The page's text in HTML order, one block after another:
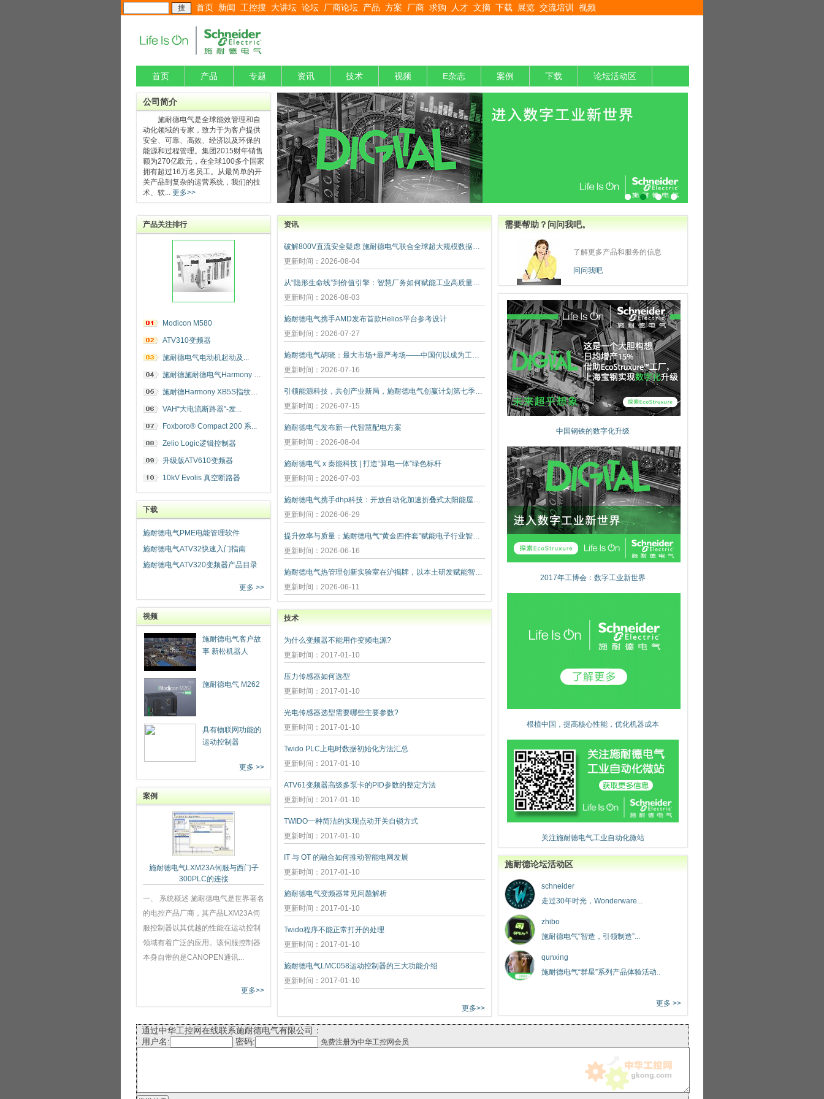
首页 新闻 工控搜 大讲坛 论坛 厂商论坛 产品 方案 厂商 求购 人才 文摘 下载 展览 交流培训 视频
首页 产品 专题 资讯 技术 视频 E杂志 案例 下载 论坛活动区
公司简介
施耐德电气是全球能效管理和自
动化领域的专家，致力于为客户提供
安全、可靠、高效、经济以及环保的
能源和过程管理。集团2015财年销售
额为270亿欧元，在全球100多个国家
拥有超过16万名员工。从最简单的开
关产品到复杂的运营系统，我们的技
术、软... 更多>>
产品关注排行
Modicon M580
ATV310变频器
施耐德电气电动机起动及...
施耐德施耐德电气Harmony 指纹开关
施耐德Harmony XB5S指纹识别开关
VAH“大电流断路器”-发...
Foxboro® Compact 200 系...
Zelio Logic逻辑控制器
升级版ATV610变频器
10kV Evolis 真空断路器
下载
施耐德电气PME电能管理软件
施耐德电气ATV32快速入门指南
施耐德电气ATV320变频器产品目录
更多 >>
视频
施耐德电气客户故
事 新松机器人
施耐德电气 M262
具有物联网功能的
运动控制器
更多 >>
案例
施耐德电气LXM23A伺服与西门子
300PLC的连接
一、 系统概述 施耐德电气是世界著名
的电控产品厂商，其产品LXM23A伺
服控制器以其优越的性能在运动控制
领域有着广泛的应用。该伺服控制器
本身自带的是CANOPEN通讯...
更多>>
资讯
破解800V直流安全疑虑 施耐德电气联合全球超大规模数据中心运营商发布弧闪风险评估报告
更新时间：2026-08-04
从“隐形生命线”到价值引擎：智慧厂务如何赋能工业高质量发展
更新时间：2026-08-03
施耐德电气携手AMD发布首款Helios平台参考设计
更新时间：2026-07-27
施耐德电气胡晓：最大市场+最严考场——中国何以成为工业创新策源地
更新时间：2026-07-16
引领能源科技，共创产业新局，施耐德电气创赢计划第七季正式启动
更新时间：2026-07-15
施耐德电气发布新一代智慧配电方案
更新时间：2026-08-04
施耐德电气 x 秦能科技 | 打造“算电一体”绿色标杆
更新时间：2026-07-03
施耐德电气携手dhp科技：开放自动化加速折叠式太阳能屋顶创新
更新时间：2026-06-29
提升效率与质量：施耐德电气“黄金四件套”赋能电子行业智能升级
更新时间：2026-06-16
施耐德电气热管理创新实验室在沪揭牌，以本土研发赋能智算未
更新时间：2026-06-11
技术
为什么变频器不能用作变频电源?
更新时间：2017-01-10
压力传感器如何选型
更新时间：2017-01-10
光电传感器选型需要哪些主要参数?
更新时间：2017-01-10
Twido PLC上电时数据初始化方法汇总
更新时间：2017-01-10
ATV61变频器高级多泵卡的PID参数的整定方法
更新时间：2017-01-10
TWIDO一种简洁的实现点动开关自锁方式
更新时间：2017-01-10
IT 与 OT 的融合如何推动智能电网发展
更新时间：2017-01-10
施耐德电气变频器常见问题解析
更新时间：2017-01-10
Twido程序不能正常打开的处理
更新时间：2017-01-10
施耐德电气LMC058运动控制器的三大功能介绍
更新时间：2017-01-10
更多>>
需要帮助？问问我吧。
了解更多产品和服务的信息
问问我吧
中国钢铁的数字化升级
2017年工博会：数字工业新世界
根植中国，提高核心性能，优化机器成本
关注施耐德电气工业自动化微站
施耐德论坛活动区
schneider
走过30年时光，Wonderware...
zhibo
施耐德电气“智造，引领制造”...
qunxing
施耐德电气“群星”系列产品体验活动..
更多 >>
通过中华工控网在线联系施耐德电气有限公司：
用户名:
密码: 免费注册为中华工控网会员